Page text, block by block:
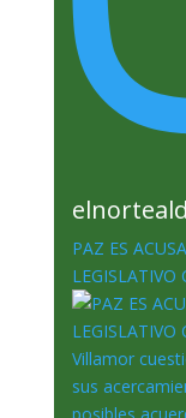
PAZ ES
LEGISLATIVO